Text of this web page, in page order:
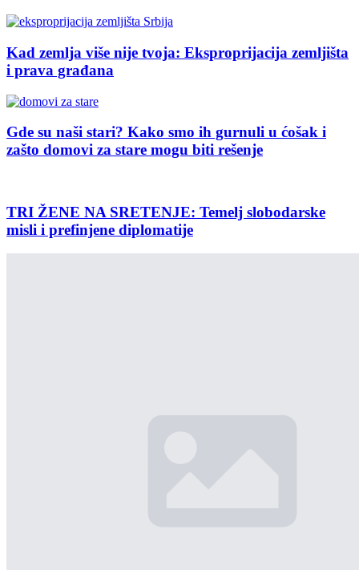
Kad zemlja više nije tvoja: Eksproprijacija zemljišta
i prava građana
Gde su naši stari? Kako smo ih gurnuli u ćošak i
zašto domovi za stare mogu biti rešenje
TRI ŽENE NA SRETENJE: Temelj slobodarske
misli i prefinjene diplomatije